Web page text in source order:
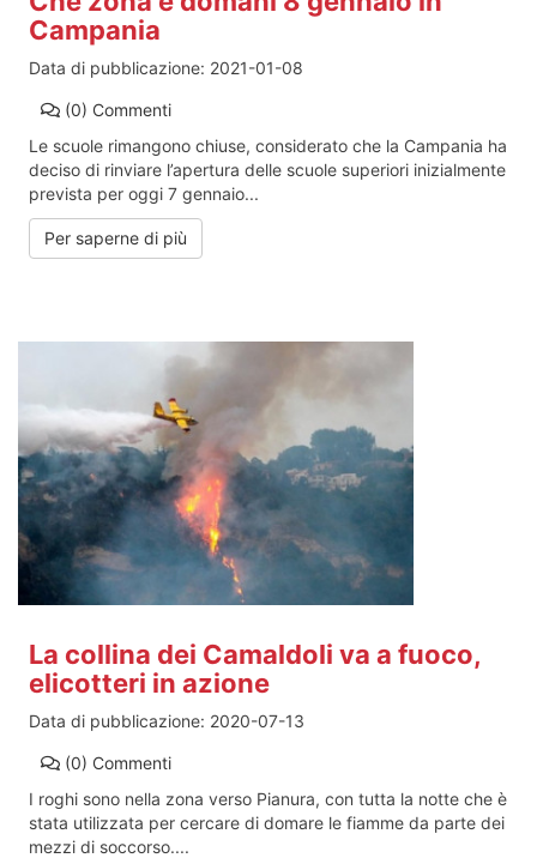
Campania
Data di pubblicazione: 2021-01-08
(0) Commenti
Le scuole rimangono chiuse, considerato che la Campania ha
deciso di rinviare l’apertura delle scuole superiori inizialmente
prevista per oggi 7 gennaio...
Per saperne di più
La collina dei Camaldoli va a fuoco,
elicotteri in azione
Data di pubblicazione: 2020-07-13
(0) Commenti
I roghi sono nella zona verso Pianura, con tutta la notte che è
stata utilizzata per cercare di domare le fiamme da parte dei
mezzi di soccorso....